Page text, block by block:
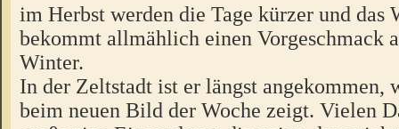
im Herbst werden die Tage kürzer und das
bekommt allmählich einen Vorgeschmack
Winter.
In der Zeltstadt ist er längst angekommen,
beim neuen Bild der Woche zeigt. Vielen